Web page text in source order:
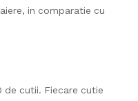
in comparatie cu
cutii. Fiecare cutie